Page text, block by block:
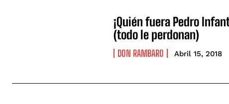
¡Quién fuera Pedro
(todo le perdonan)
DON RAMBARO Abril 15, 2018